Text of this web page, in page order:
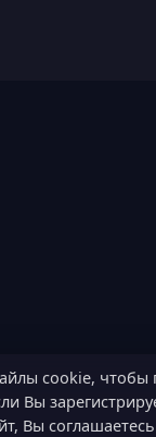
cookie, чтобы
Вы
Вы